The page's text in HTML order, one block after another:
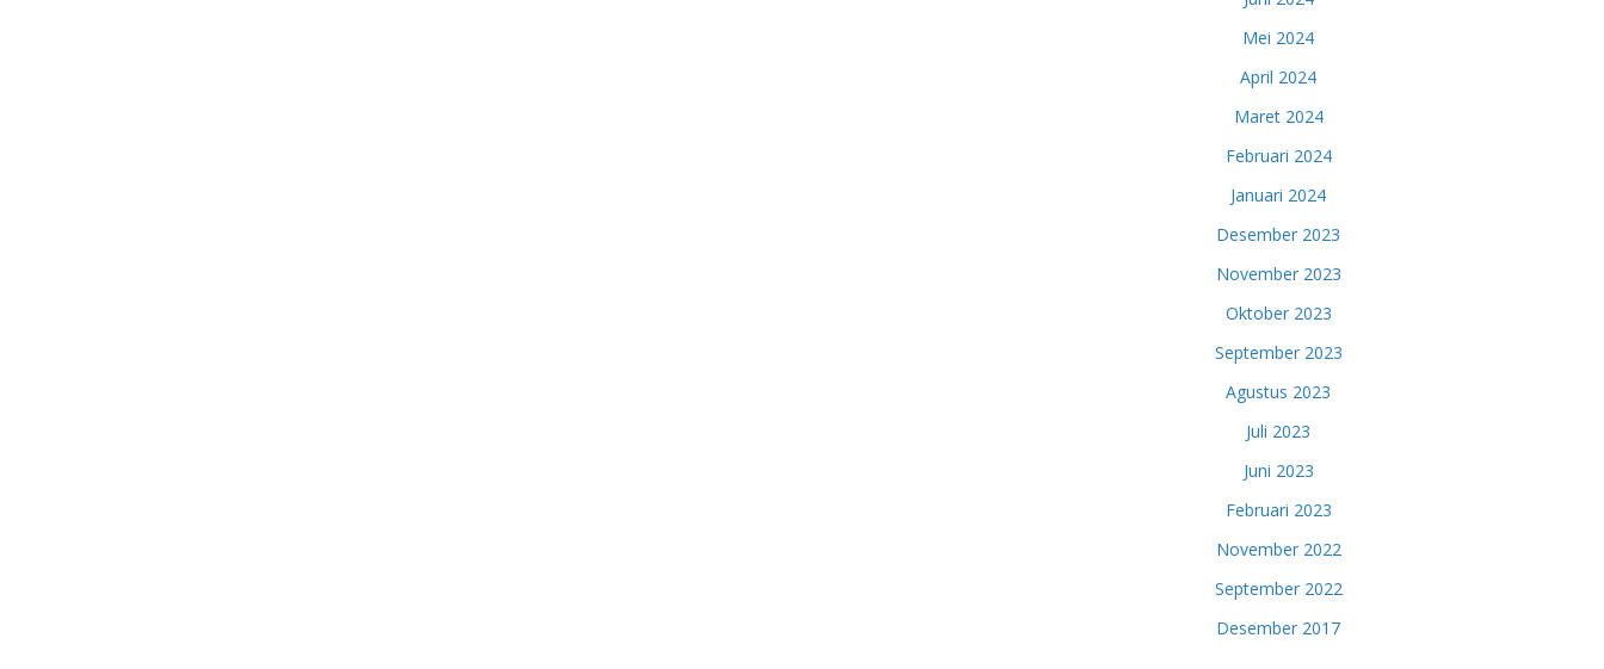
Mei 2024
April 2024
Maret 2024
Februari 2024
Januari 2024
Desember 2023
November 2023
Oktober 2023
September 2023
Agustus 2023
Juli 2023
Juni 2023
Februari 2023
November 2022
September 2022
Desember 2017